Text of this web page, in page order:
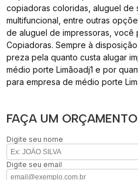
copiadoras coloridas, aluguel de
multifuncional, entre outras
de aluguel de impressoras, você
Copiadoras. Sempre à
preza pela quanto custa alugar
médio porte Limãoadj1 e por
para empresa de médio porte
FAÇA UM ORÇAMENTO
Digite seu nome
Digite seu email